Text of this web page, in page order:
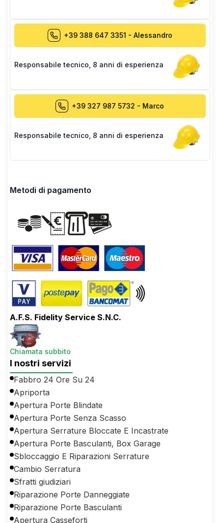
+39 388 647 3351 - Alessandro
Responsabile tecnico 8 anni di esperienza
+39 327 987 5732 - Marco
Responsabile tecnico 8 anni di esperienza
Metodi di pagamento
A.F.S. Fidelity Service S.N.C.
Chiamata subbito
I nostri servizi
Fabbro 24 Ore Su 24
Apriporta
Apertura Porte Blindate
Apertura Porte Senza Scasso
Apertura Serrature Bloccate E Incastrate
Apertura Porte Basculanti, Box Garage
Sbloccaggio E Riparazioni Serrature
Cambio Serratura
Sfratti giudiziari
Riparazione Porte Danneggiate
Riparazione Porte Basculanti
Apertura Casseforti